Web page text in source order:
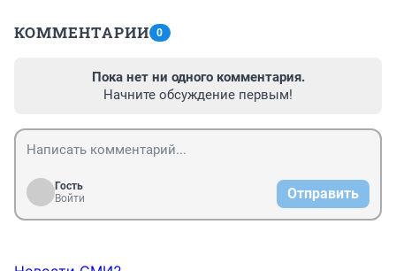
КОММЕНТАРИИ 0
Пока нет ни одного комментария.
Начните обсуждение первым!
Гость
Войти
Отправить